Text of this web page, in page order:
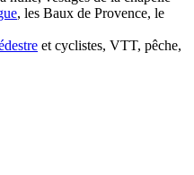
, les Baux de Provence, le
et cyclistes, VTT, pêche,